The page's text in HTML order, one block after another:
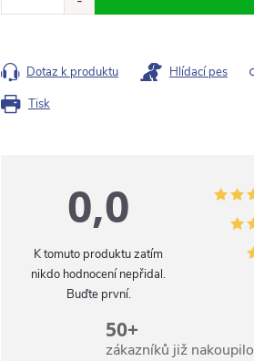
Tisk
Dotaz k produktu Hlídací pes
0,0
K tomuto produktu zatím
nikdo hodnocení nepřidal.
Buďte první.
50+
zákazníků již nakoupilo